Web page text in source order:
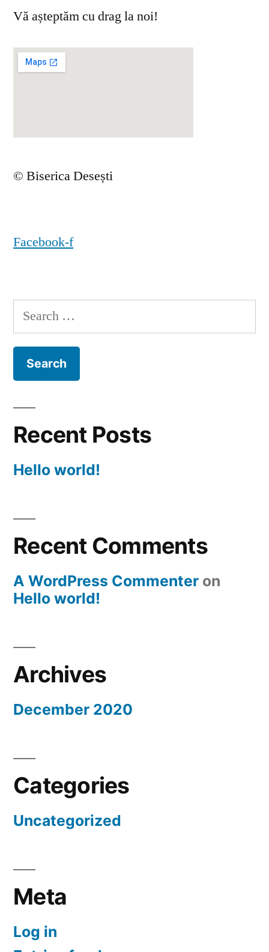
Vă așteptăm cu drag la noi!
© Biserica Desești
Facebook-f
Search
for:
Recent Posts
Hello world!
Recent Comments
A WordPress Commenter on
Hello world!
Archives
December 2020
Categories
Uncategorized
Meta
Log in